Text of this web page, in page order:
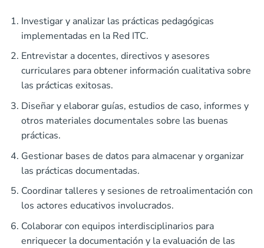
Investigar y analizar las prácticas pedagógicas
implementadas en la Red ITC.
Entrevistar a docentes, directivos y asesores
curriculares para obtener información cualitativa sobre
las prácticas exitosas.
Diseñar y elaborar guías, estudios de caso, informes y
otros materiales documentales sobre las buenas
prácticas.
Gestionar bases de datos para almacenar y organizar
las prácticas documentadas.
Coordinar talleres y sesiones de retroalimentación con
los actores educativos involucrados.
Colaborar con equipos interdisciplinarios para
enriquecer la documentación y la evaluación de las